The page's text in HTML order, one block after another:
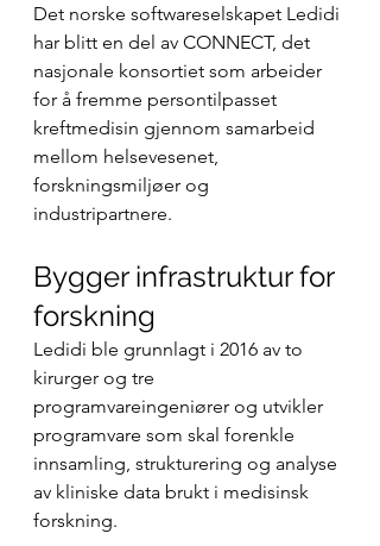
Det norske softwareselskapet Ledidi
har blitt en del av CONNECT, det
nasjonale konsortiet som arbeider
for å fremme persontilpasset
kreftmedisin gjennom samarbeid
mellom helsevesenet,
forskningsmiljøer og
industripartnere.
Bygger infrastruktur for
forskning
Ledidi ble grunnlagt i 2016 av to
kirurger og tre
programvareingeniører og utvikler
programvare som skal forenkle
innsamling, strukturering og analyse
av kliniske data brukt i medisinsk
forskning.